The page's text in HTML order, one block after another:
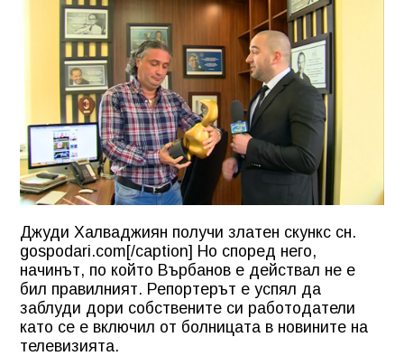
Джуди Халваджиян получи златен скункс сн.
gospodari.com[/caption] Но според него,
начинът, по който Върбанов е действал не е
бил правилният. Репортерът е успял да
заблуди дори собствените си работодатели
като се е включил от болницата в новините на
телевизията.